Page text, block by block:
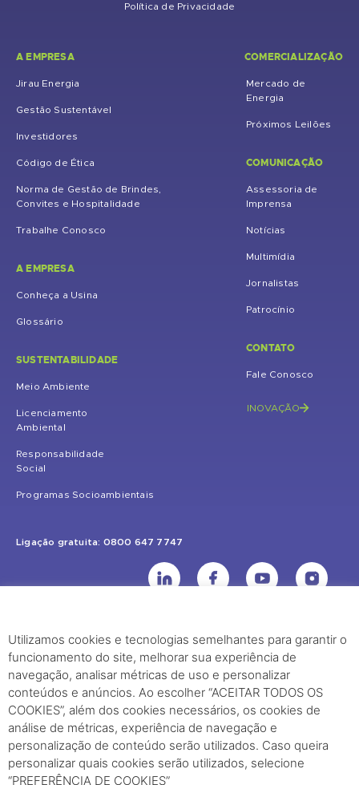
Política de Privacidade
A EMPRESA
Jirau Energia
Gestão Sustentável
Investidores
Código de Ética
Norma de Gestão de Brindes,
Convites e Hospitalidade
Trabalhe Conosco
A EMPRESA
Conheça a Usina
Glossário
SUSTENTABILIDADE
Meio Ambiente
Licenciamento
Ambiental
Responsabilidade
Social
Programas Socioambientais
COMERCIALIZAÇÃO
Mercado de
Energia
Próximos Leilões
COMUNICAÇÃO
Assessoria de
Imprensa
Notícias
Multimídia
Jornalistas
Patrocínio
CONTATO
Fale Conosco
INOVAÇÃO
Ligação gratuita: 0800 647 7747
UHE Jirau
Rodovia BR-364, KM 824 S/Nº - Distrito de Jaci Paraná – Porto Velho
(RO) – CEP: 76840-000 – Telefone: (69) 2182.8600
Edifício Palácio Austregésilo de Athayde Av. Presidente Wilson, 231 -
29º Andar, Sala 2904, Centro - Rio de Janeiro, RJ Cep - 20030-021
Utilizamos cookies e tecnologias semelhantes para garantir o
funcionamento do site, melhorar sua experiência de
navegação, analisar métricas de uso e personalizar
conteúdos e anúncios. Ao escolher “ACEITAR TODOS OS
COOKIES”, além dos cookies necessários, os cookies de
análise de métricas, experiência de navegação e
personalização de conteúdo serão utilizados. Caso queira
personalizar quais cookies serão utilizados, selecione
“PREFERÊNCIA DE COOKIES”